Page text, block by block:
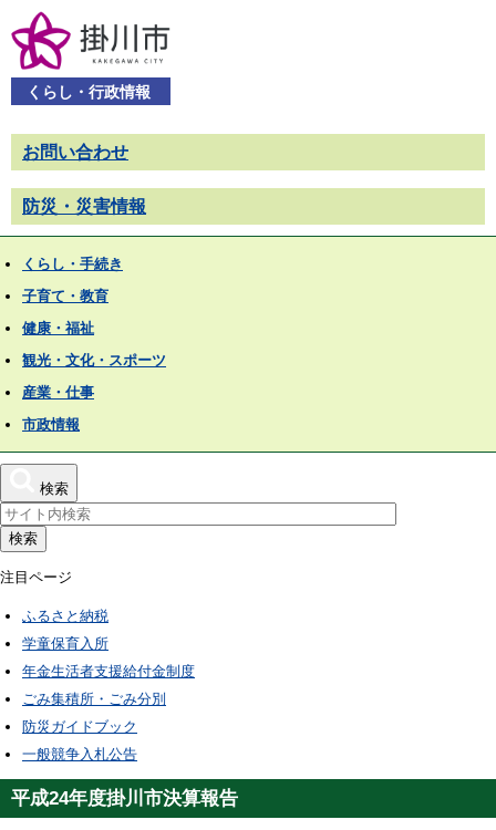
くらし・行政情報
お問い合わせ
防災・災害情報
くらし・手続き
子育て・教育
健康・福祉
観光・文化・スポーツ
産業・仕事
市政情報
検索
検索
注目ページ
ふるさと納税
学童保育入所
年金生活者支援給付金制度
ごみ集積所・ごみ分別
防災ガイドブック
一般競争入札公告
平成24年度掛川市決算報告